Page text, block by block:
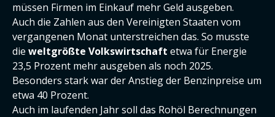
müssen Firmen im Einkauf mehr Geld ausgeben.
Auch die Zahlen aus den Vereinigten Staaten vom
vergangenen Monat unterstreichen das. So musste
die weltgrößte Volkswirtschaft etwa für Energie
23,5 Prozent mehr ausgeben als noch 2025.
Besonders stark war der Anstieg der Benzinpreise um
etwa 40 Prozent.
Auch im laufenden Jahr soll das Rohöl Berechnungen